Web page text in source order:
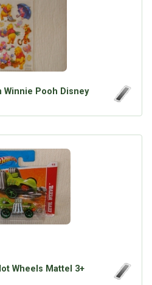
Twitter
Presse News
Suchanfragen
Pooh Disney
Wheels Mattel 3+